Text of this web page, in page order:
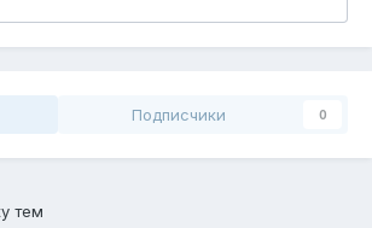
Подписчики 0
тем